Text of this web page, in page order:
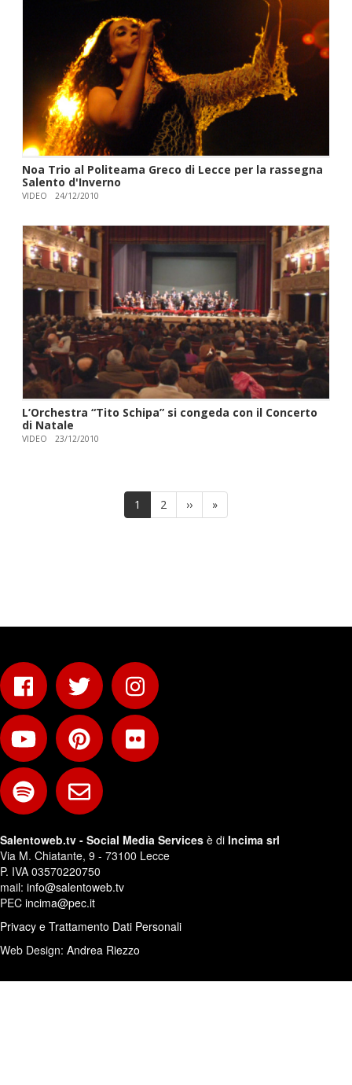
Noa Trio al Politeama Greco di Lecce per la rassegna
Salento d'Inverno
VIDEO 24/12/2010
L’Orchestra “Tito Schipa” si congeda con il Concerto
di Natale
VIDEO 23/12/2010
Pagina
attuale
1 Page
2
Pagina
successiva
››
Ultima
pagina
»
Salentoweb.tv - Social Media Services è di Incima srl
Via M. Chiatante, 9 - 73100 Lecce
P. IVA 03570220750
mail: info@salentoweb.tv
PEC incima@pec.it
Privacy e Trattamento Dati Personali
Web Design: Andrea Riezzo